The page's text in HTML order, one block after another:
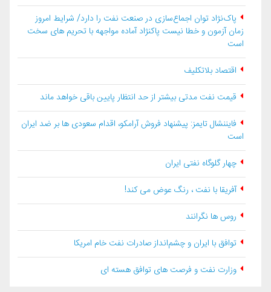
پاک‌نژاد توان اجماع‌سازی در صنعت نفت را دارد/ شرایط امروز
زمان آزمون و خطا نیست پاکنژاد آماده مواجهه با تحریم های سخت
است
اقتصاد بلاتكليف
قیمت نفت مدتی بیشتر از حد انتظار پایین باقی خواهد ماند
فایننشال تایمز: پیشنهاد فروش آرامکو، اقدام سعودی ها بر ضد ایران
است
چهار گلوگاه نفتی ایران
آفریقا با نفت ، رنگ عوض می کند!
روس ها نگرانند
توافق با ایران و چشم‌انداز صادرات نفت خام امریکا
وزارت نفت و فرصت های توافق هسته ای